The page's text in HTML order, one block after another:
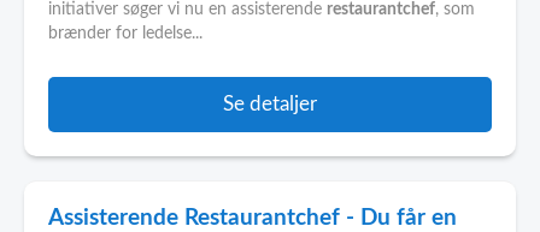
initiativer søger vi nu en assisterende restaurantchef, som
brænder for ledelse...
Se detaljer
Assisterende Restaurantchef - Du får en